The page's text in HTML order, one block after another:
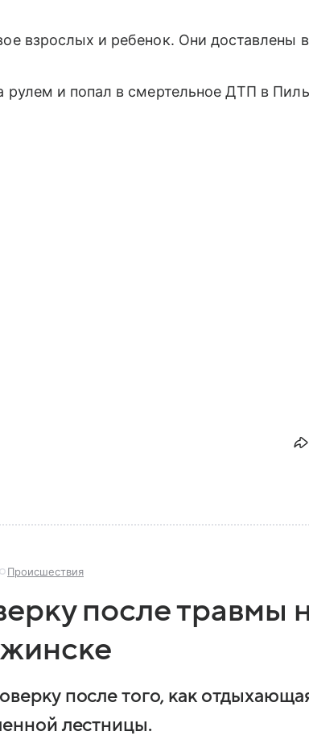
взрослых и ребенок. Они доставлены
рулем и попал в смертельное ДТП в
Происшествия
после травмы
после того, как
лестницы.